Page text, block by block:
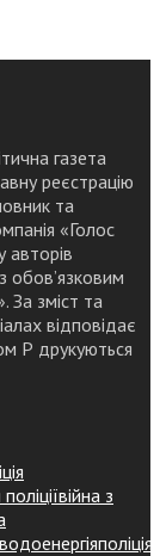
газета
реєстрацію
та
«Голос
авторів
обов’язковим
За зміст та
відповідає
Р друкуються
війна з
поліція